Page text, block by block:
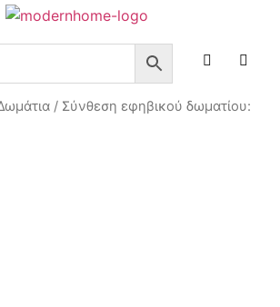
/ Σύνθεση εφηβικού δωματίου: